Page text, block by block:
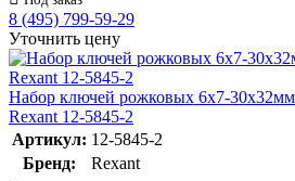
8 (495) 799-59-29
Уточнить цену
Набор ключей рожковых 6х7-
Rexant 12-5845-2
Артикул: 12-5845-2
Бренд:
Rexant